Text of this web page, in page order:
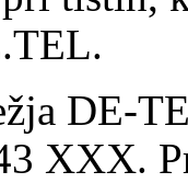
DE-
XXX.